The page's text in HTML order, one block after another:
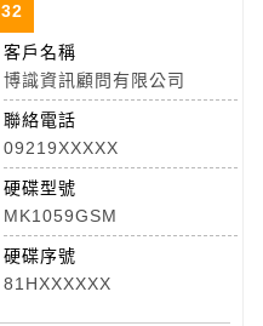
32
客戶名稱
博識資訊顧問有限公司
聯絡電話
09219XXXXX
硬碟型號
MK1059GSM
硬碟序號
81HXXXXXX